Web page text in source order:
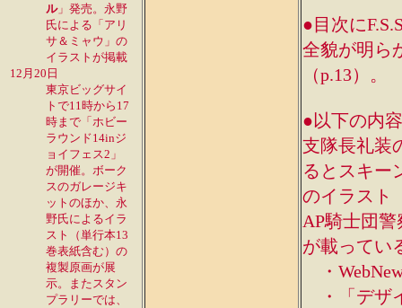
ル」発売。永野
氏による「アリ
サ＆ミャウ」の
イラストが掲載
12月20日
東京ビッグサイ
トで11時から17
時まで「ホビー
ラウンド14inジ
ョイフェス2」
が開催。ボーク
スのガレージキ
ットのほか、永
野氏によるイラ
スト（単行本13
巻表紙含む）の
複製原画が展
示。またスタン
プラリーでは、
●目次に
全貌が明ら
（p.13）。
●以下の内
支隊長礼装
るとスキー
のイラスト
AP騎士団
が載ってい
・
・「デザ